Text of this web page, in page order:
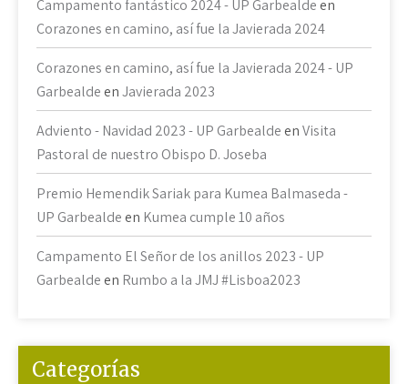
Campamento fantástico 2024 - UP Garbealdeen
Corazones en camino, así fue la Javierada 2024
Corazones en camino, así fue la Javierada 2024 - UP
GarbealdeenJavierada 2023
Adviento - Navidad 2023 - UP GarbealdeenVisita
Pastoral de nuestro Obispo D. Joseba
Premio Hemendik Sariak para Kumea Balmaseda -
UP Garbealdeen Kumea cumple 10 años
Campamento El Señor de los anillos 2023 - UP
Garbealdeen Rumbo a la JMJ #Lisboa2023
Categorías